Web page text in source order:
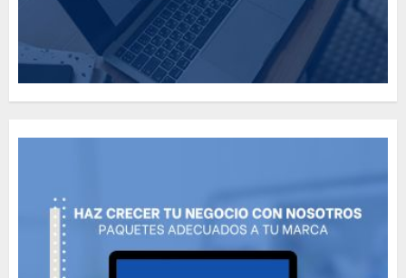
How Many of These Italian
MAYO 14, 2024 811
Need to Know About the
Classic Cars in a Retro
Movie?